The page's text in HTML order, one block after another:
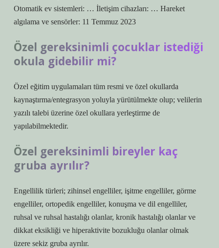
Otomatik ev sistemleri: … İletişim cihazları: … Hareket
algılama ve sensörler: 11 Temmuz 2023
Özel gereksinimli çocuklar istediği
okula gidebilir mi?
Özel eğitim uygulamaları tüm resmi ve özel okullarda
kaynaştırma/entegrasyon yoluyla yürütülmekte olup; velilerin
yazılı talebi üzerine özel okullara yerleştirme de
yapılabilmektedir.
Özel gereksinimli bireyler kaç
gruba ayrılır?
Engellilik türleri; zihinsel engelliler, işitme engelliler, görme
engelliler, ortopedik engelliler, konuşma ve dil engelliler,
ruhsal ve ruhsal hastalığı olanlar, kronik hastalığı olanlar ve
dikkat eksikliği ve hiperaktivite bozukluğu olanlar olmak
üzere sekiz gruba ayrılır.